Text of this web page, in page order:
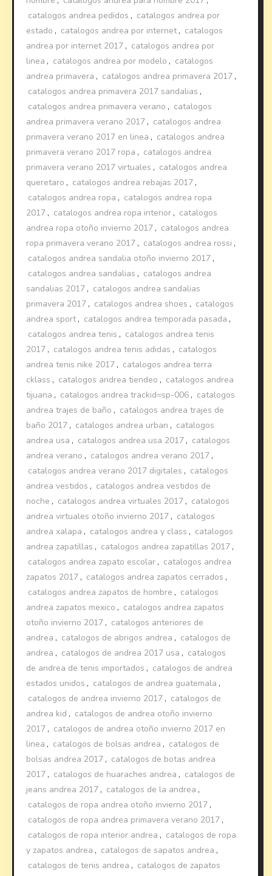
catalogos andrea pedidos , catalogos andrea por
estado , catalogos andrea por internet, catalogos
andrea por internet 2017 , catalogos andrea por
linea , catalogos andrea por modelo , catalogos
andrea primavera , catalogos andrea primavera 2017 ,
catalogos andrea primavera 2017 sandalias ,
catalogos andrea primavera verano , catalogos
andrea primavera verano 2017 , catalogos andrea
primavera verano 2017 en linea , catalogos andrea
primavera verano 2017 ropa , catalogos andrea
primavera verano 2017 virtuales , catalogos andrea
queretaro , catalogos andrea rebajas 2017 ,
catalogos andrea ropa , catalogos andrea ropa
2017 , catalogos andrea ropa interior , catalogos
andrea ropa otoño invierno 2017 , catalogos andrea
ropa primavera verano 2017 , catalogos andrea rossi ,
catalogos andrea sandalia otoño invierno 2017 ,
catalogos andrea sandalias , catalogos andrea
sandalias 2017 , catalogos andrea sandalias
primavera 2017 , catalogos andrea shoes , catalogos
andrea sport, catalogos andrea temporada pasada ,
catalogos andrea tenis , catalogos andrea tenis
2017 , catalogos andrea tenis adidas , catalogos
andrea tenis nike 2017 , catalogos andrea terra
cklass , catalogos andrea tiendeo , catalogos andrea
tijuana , catalogos andrea trackid=sp-006 , catalogos
andrea trajes de baño , catalogos andrea trajes de
baño 2017 , catalogos andrea urban , catalogos
andrea usa , catalogos andrea usa 2017 , catalogos
andrea verano , catalogos andrea verano 2017 ,
catalogos andrea verano 2017 digitales , catalogos
andrea vestidos , catalogos andrea vestidos de
noche , catalogos andrea virtuales 2017 , catalogos
andrea virtuales otoño invierno 2017 , catalogos
andrea xalapa , catalogos andrea y class , catalogos
andrea zapatillas , catalogos andrea zapatillas 2017 ,
catalogos andrea zapato escolar , catalogos andrea
zapatos 2017 , catalogos andrea zapatos cerrados ,
catalogos andrea zapatos de hombre , catalogos
andrea zapatos mexico , catalogos andrea zapatos
otoño invierno 2017 , catalogos anteriores de
andrea , catalogos de abrigos andrea , catalogos de
andrea , catalogos de andrea 2017 usa , catalogos
de andrea de tenis importados , catalogos de andrea
estados unidos , catalogos de andrea guatemala ,
catalogos de andrea invierno 2017 , catalogos de
andrea kid , catalogos de andrea otoño invierno
2017 , catalogos de andrea otoño invierno 2017 en
linea , catalogos de bolsas andrea , catalogos de
bolsas andrea 2017 , catalogos de botas andrea
2017 , catalogos de huaraches andrea , catalogos de
jeans andrea 2017 , catalogos de la andrea ,
catalogos de ropa andrea otoño invierno 2017 ,
catalogos de ropa andrea primavera verano 2017 ,
catalogos de ropa interior andrea , catalogos de ropa
y zapatos andrea , catalogos de sapatos andrea ,
catalogos de tenis andrea , catalogos de zapatos